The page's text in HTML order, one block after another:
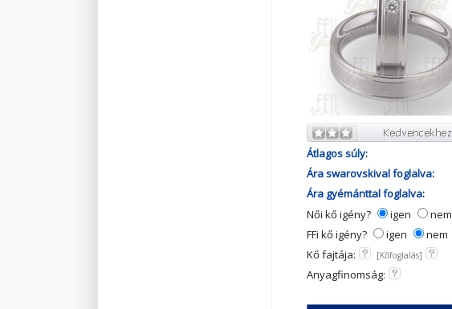
Átlagos súly:
Ára swarovskival foglalva:
Ára gyémánttal foglalva:
Női kő igény?
igen nem
FFi kő igény?
igen nem
Kő fajtája:
[Kőfoglalás]
Anyagfinomság: